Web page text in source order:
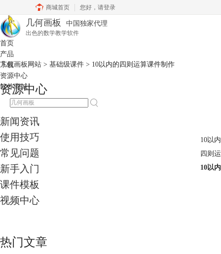
商城首页 您好， 请登录
几何画板 中国独家代理
出色的数学教学软件
首页
产品
下载
资源中心
软件商城
几何画板网站 > 基础级课件 > 10以内的四则运算课件制作
资源中心
新闻资讯
使用技巧
常见问题
新手入门
课件模板
视频中心
热门文章
10以
四则
10以